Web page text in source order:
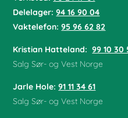
Delelager:94 16 90 04
Vaktelefon:95 96 62 82
Kristian Hatteland: 99 10 30
Salg Sør- og Vest Norge
Jarle Hole: 91 11 34 61
Salg Sør- og Vest Norge